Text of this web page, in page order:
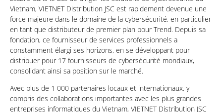
Vietnam, VIETNET Distribution JSC est rapidement devenue une
force majeure dans le domaine de la cybersécurité, en particulier
en tant que distributeur de premier plan pour Trend. Depuis sa
fondation, ce fournisseur de services professionnels a
constamment élargi ses horizons, en se développant pour
distribuer pour 17 fournisseurs de cybersécurité mondiaux,
consolidant ainsi sa position sur le marché.
Avec plus de 1 000 partenaires locaux et internationaux, y
compris des collaborations importantes avec les plus grandes
entreprises informatiques du Vietnam, VIETNET Distribution JSC